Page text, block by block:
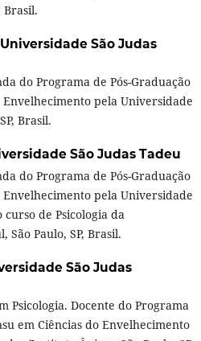
Brasil.
Universidade São Judas
do Programa de Pós-Graduação
Envelhecimento pela Universidade
Brasil.
São Judas Tadeu
do Programa de Pós-Graduação
Envelhecimento pela Universidade
curso de Psicologia da
Paulo, SP, Brasil.
São Judas
Psicologia. Docente do Programa
em Ciências do Envelhecimento